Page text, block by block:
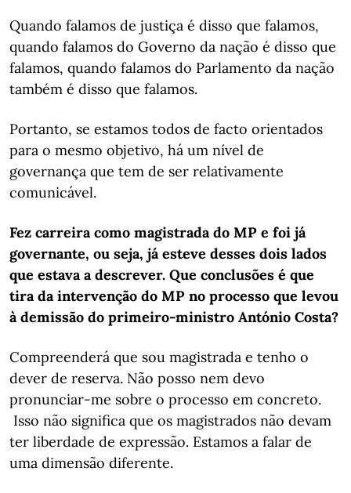
Quando falamos de justiça é disso que falamos,
quando falamos do Governo da nação é disso que
falamos, quando falamos do Parlamento da nação
também é disso que falamos.
Portanto, se estamos todos de facto orientados
para o mesmo objetivo, há um nível de
governança que tem de ser relativamente
comunicável.
Fez carreira como magistrada do MP e foi já
governante, ou seja, já esteve desses dois lados
que estava a descrever. Que conclusões é que
tira da intervenção do MP no processo que levou
à demissão do primeiro-ministro António Costa?
Compreenderá que sou magistrada e tenho o
dever de reserva. Não posso nem devo
pronunciar-me sobre o processo em concreto.
Isso não significa que os magistrados não devam
ter liberdade de expressão. Estamos a falar de
uma dimensão diferente.